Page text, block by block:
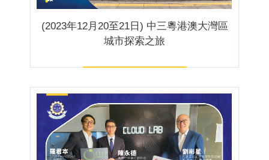
(2023年12月20至21日) 中三粵港澳大灣區
城市探索之旅